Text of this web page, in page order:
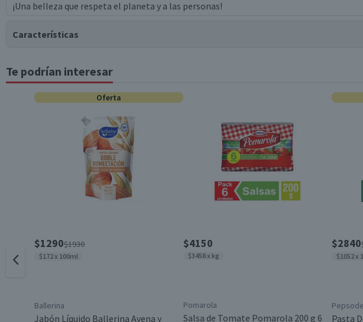
¡Una belleza que respeta el planeta y a las personas!
Características
Tipo de Producto
Característica Sustentable
Uso Recomendado Tratamiento de color
157 ml
Te podrían interesar
Oferta
$1290$1930
$172 x 100ml
Ballerina
Jabón Líquido Ballerina Avena y
$4150
$3458 x kg
Pomarola
Salsa de Tomate Pomarola 200 g 6
$2840
$1052 x
Pasta